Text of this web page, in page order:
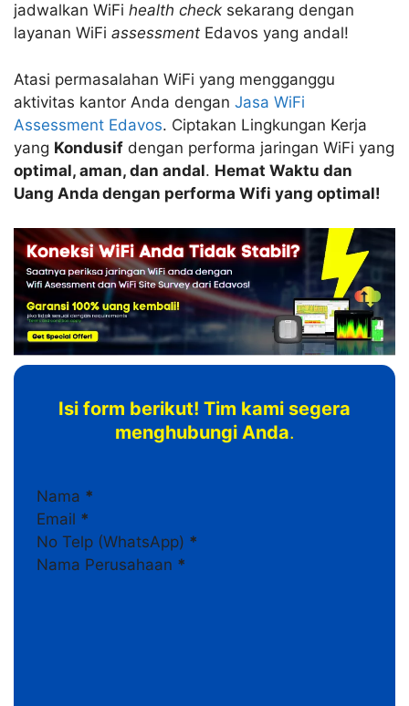
jadwalkan WiFi health check sekarang dengan
layanan WiFi assessment Edavos yang andal!
Atasi permasalahan WiFi yang mengganggu
aktivitas kantor Anda dengan Jasa WiFi
Assessment Edavos. Ciptakan Lingkungan Kerja
yang Kondusif dengan performa jaringan WiFi yang
optimal, aman, dan andal. Hemat Waktu dan
Uang Anda dengan performa Wifi yang optimal!
Isi form berikut! Tim kami segera
menghubungi Anda.
Nama *
Email *
No Telp (WhatsApp) *
Nama Perusahaan *